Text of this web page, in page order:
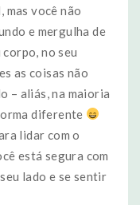
mas você não
e mergulha de
corpo, no seu
as coisas não
– aliás, na maioria
diferente
lidar com o
está segura com
lado e se sentir